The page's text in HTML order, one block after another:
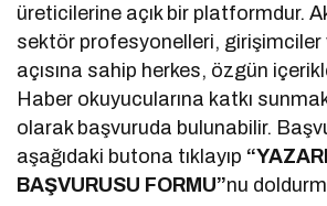
üreticilerine açık bir platformdur.
sektör profesyonelleri, girişimciler
açısına sahip herkes, özgün
Haber okuyucularına katkı
olarak başvuruda bulunabilir.
aşağıdaki butona tıklayıp
BAŞVURUSU FORMU”nu